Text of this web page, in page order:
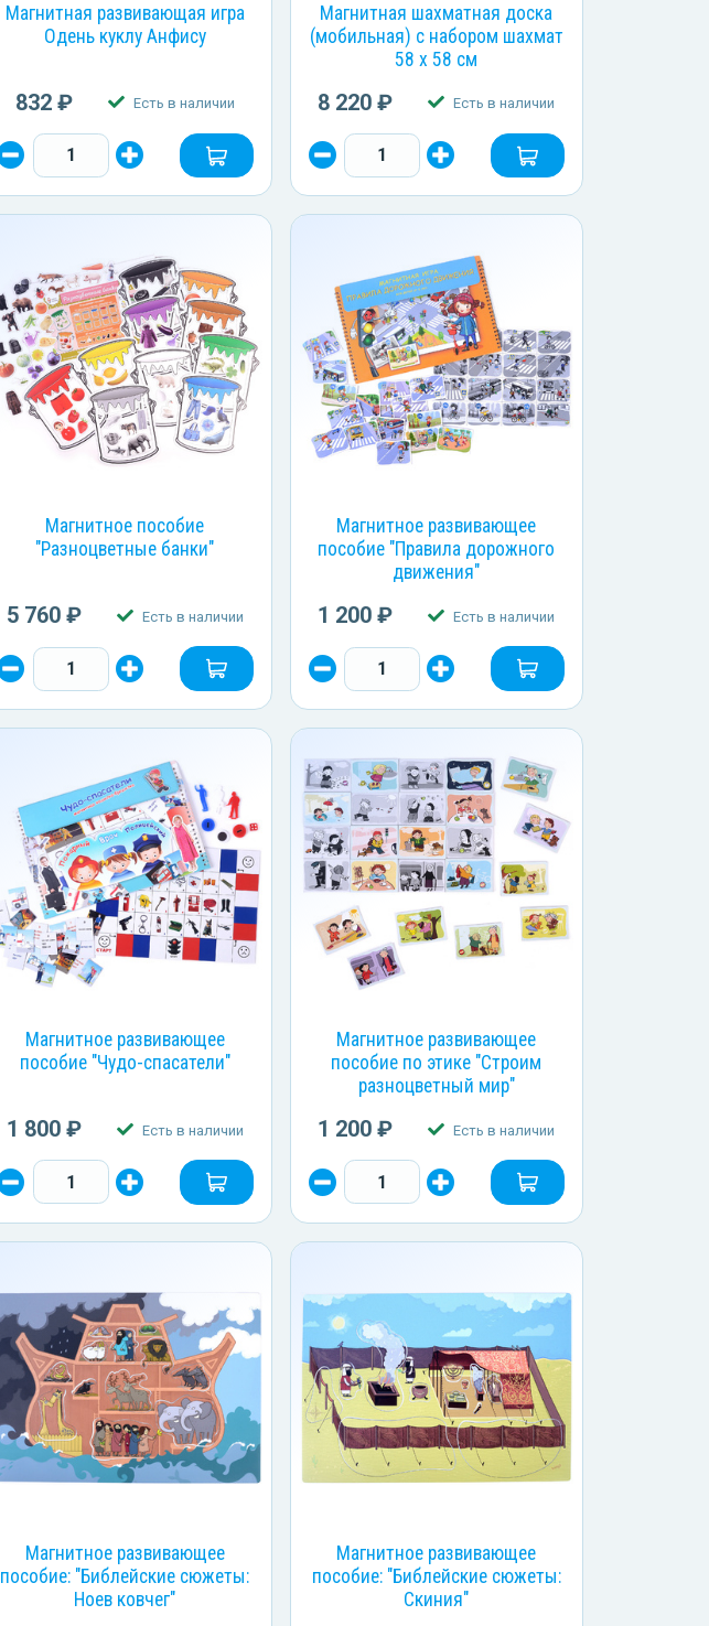
Магнитная развивающая игра
Одень куклу Анфису
832 ₽ Есть в наличии
Магнитная шахматная доска
(мобильная) с набором шахмат
58 х 58 см
8 220 ₽ Есть в наличии
Магнитное пособие
"Разноцветные банки"
5 760 ₽ Есть в наличии
Магнитное развивающее
пособие "Правила дорожного
движения"
1 200 ₽ Есть в наличии
Магнитное развивающее
пособие "Чудо-спасатели"
1 800 ₽ Есть в наличии
Магнитное развивающее
пособие по этике "Строим
разноцветный мир"
1 200 ₽ Есть в наличии
Магнитное развивающее
пособие: "Библейские сюжеты:
Ноев ковчег"
Магнитное развивающее
пособие: "Библейские сюжеты:
Скиния"